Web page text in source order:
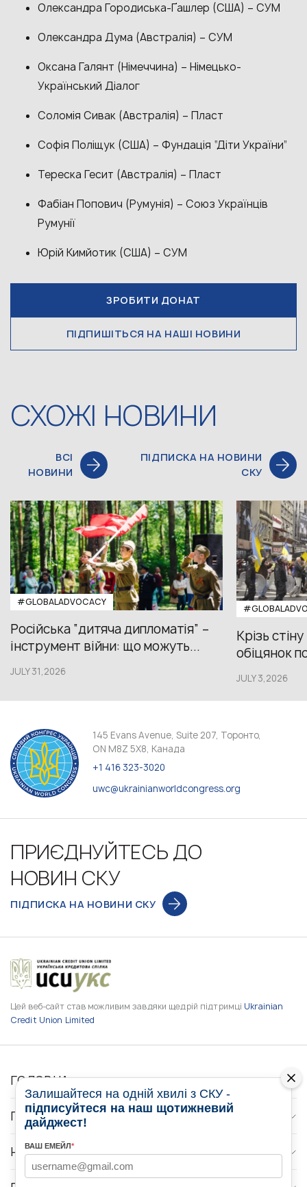
Олександра Городиська-Ґашлер (США) – СУМ
Олександра Дума (Австралія) – СУМ
Оксана Галянт (Німеччина) – Німецько-
Український Діалог
Соломія Сивак (Австралія) – Пласт
Софія Поліщук (США) – Фундація “Діти України”
Тереска Гесит (Австралія) – Пласт
Фабіан Попович (Румунія) – Союз Українців
Румунії
Юрій Кимйотик (США) – СУМ
ЗРОБИТИ ДОНАТ
ПІДПИШІТЬСЯ НА НАШІ НОВИНИ
СХОЖІ НОВИНИ
ВСІ
НОВИНИ
ПІДПИСКА НА НОВИНИ
СКУ
#GLOBALADVOCACY
Російська “дитяча дипломатія” –
інструмент війни: що можуть...
JULY 31,2026
Крізь
обіцянок
JULY 3,2026
145 Evans Avenue, Suite 207, Торонто,
ON M8Z 5X8, Канада
+1 416 323-3020
uwc@ukrainianworldcongress.org
ПРИЄДНУЙТЕСЬ ДО
НОВИН СКУ
ПІДПИСКА НА НОВИНИ СКУ
Цей веб-сайт став можливим завдяки щедрій підтримці Ukrainian
Credit Union Limited
ГОЛОВНА
ПРО НАС
НОВИНИ
Залишайтеся на одній хвилі з СКУ -
підписуйтеся на наш щотижневий
дайджест!
ВАШ ЕМЕЙЛ*